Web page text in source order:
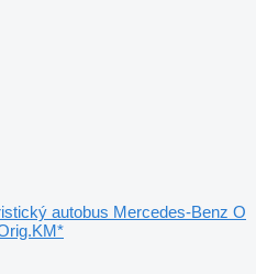
autobus Mercedes-Benz O